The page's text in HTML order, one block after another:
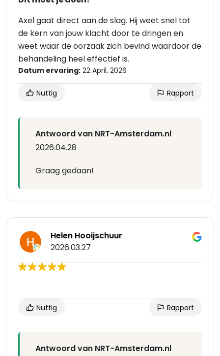
Axel gaat direct aan de slag. Hij weet snel tot
de kern van jouw klacht door te dringen en
weet waar de oorzaak zich bevind waardoor de
behandeling heel effectief is.
Datum ervaring: 22 April, 2026
Nuttig Rapport
Antwoord van NRT-Amsterdam.nl
2026.04.28
Graag gedaan!
Helen Hooijschuur
2026.03.27
Nuttig Rapport
Antwoord van NRT-Amsterdam.nl